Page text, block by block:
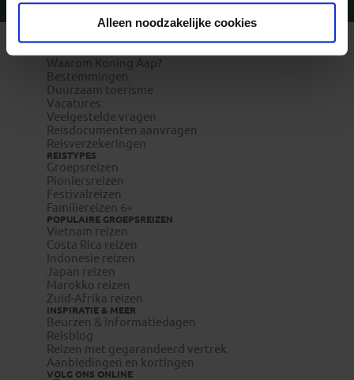
Alleen noodzakelijke cookies
Vragen?Bel 09-234 13 11
Waarom Koning Aap?
Bestemmingen
Duurzaam toerisme
Vacatures
Veelgestelde vragen
Reisdocumenten aanvragen
Reisverzekeringen
REISTYPES
Groepsreizen
Pioniersreizen
Festivalreizen
Familiereizen 6+
POPULAIRE GROEPSREIZEN
Vietnam reizen
Costa Rica reizen
Indonesie reizen
Japan reizen
Marokko reizen
Zuid-Afrika reizen
INSPIRATIE & MEER
Beurzen & informatiedagen
Reisblog
Reizen met gegarandeerd vertrek
Aanbiedingen en kortingen
VOLG ONS ONLINE